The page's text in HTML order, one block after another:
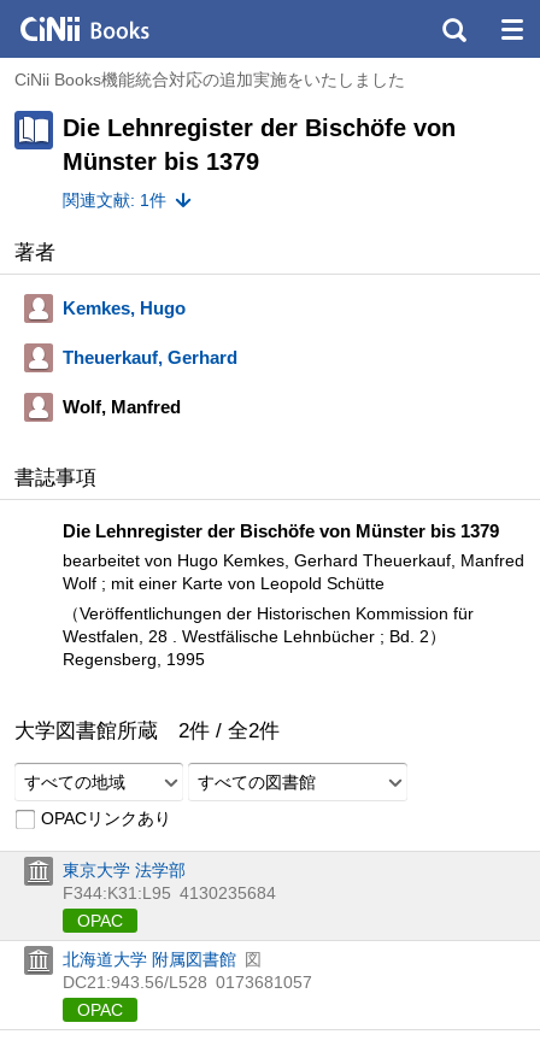
CiNii Books機能統合対応の追加実施をいたしました
Die Lehnregister der Bischöfe von
Münster bis 1379
関連文献: 1件
著者
Kemkes, Hugo
Theuerkauf, Gerhard
Wolf, Manfred
書誌事項
Die Lehnregister der Bischöfe von Münster bis 1379
bearbeitet von Hugo Kemkes, Gerhard Theuerkauf, Manfred
Wolf ; mit einer Karte von Leopold Schütte
（Veröffentlichungen der Historischen Kommission für
Westfalen, 28 . Westfälische Lehnbücher ; Bd. 2）
Regensberg, 1995
大学図書館所蔵 2件 / 全2件
すべての地域
すべての図書館
OPACリンクあり
東京大学 法学部
F344:K31:L95 4130235684
OPAC
北海道大学 附属図書館 図
DC21:943.56/L528 0173681057
OPAC